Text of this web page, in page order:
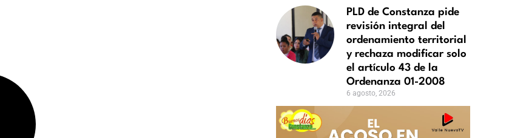
PLD de Constanza pide
revisión integral del
ordenamiento territorial
y rechaza modificar solo
el artículo 43 de la
Ordenanza 01-2008
6 agosto, 2026